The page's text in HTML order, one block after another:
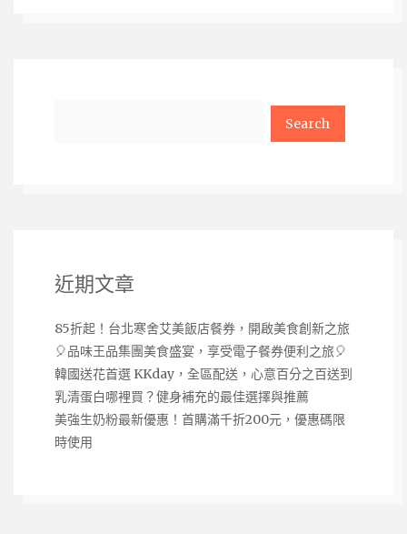
近期文章
85折起！台北寒舍艾美飯店餐券，開啟美食創新之旅
🎈品味王品集團美食盛宴，享受電子餐券便利之旅🎈
韓國送花首選 KKday，全區配送，心意百分之百送到
乳清蛋白哪裡買？健身補充的最佳選擇與推薦
美強生奶粉最新優惠！首購滿千折200元，優惠碼限
時使用